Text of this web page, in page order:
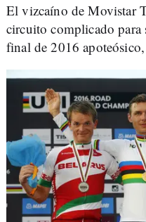
El vizcaíno de Movistar
circuito complicado para
final de 2016 apoteósico,